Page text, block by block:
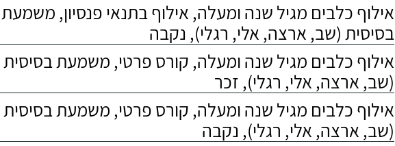
אילוף כלבים מגיל שנה ומעלה, אילוף בתנאי פנסיון, משמעת
בסיסית (שב, ארצה, אלי, רגלי), נקבה
אילוף כלבים מגיל שנה ומעלה, קורס פרטי, משמעת בסיסית
(שב, ארצה, אלי, רגלי), זכר
אילוף כלבים מגיל שנה ומעלה, קורס פרטי, משמעת בסיסית
(שב, ארצה, אלי, רגלי), נקבה